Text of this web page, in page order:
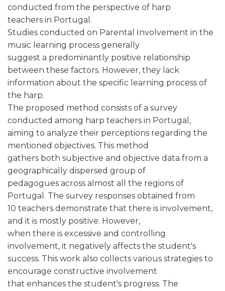
conducted from the perspective of harp
teachers in Portugal.
Studies conducted on Parental Involvement in the
music learning process generally
suggest a predominantly positive relationship
between these factors. However, they lack
information about the specific learning process of
the harp.
The proposed method consists of a survey
conducted among harp teachers in Portugal,
aiming to analyze their perceptions regarding the
mentioned objectives. This method
gathers both subjective and objective data from a
geographically dispersed group of
pedagogues across almost all the regions of
Portugal. The survey responses obtained from
10 teachers demonstrate that there is involvement,
and it is mostly positive. However,
when there is excessive and controlling
involvement, it negatively affects the student's
success. This work also collects various strategies to
encourage constructive involvement
that enhances the student's progress. The